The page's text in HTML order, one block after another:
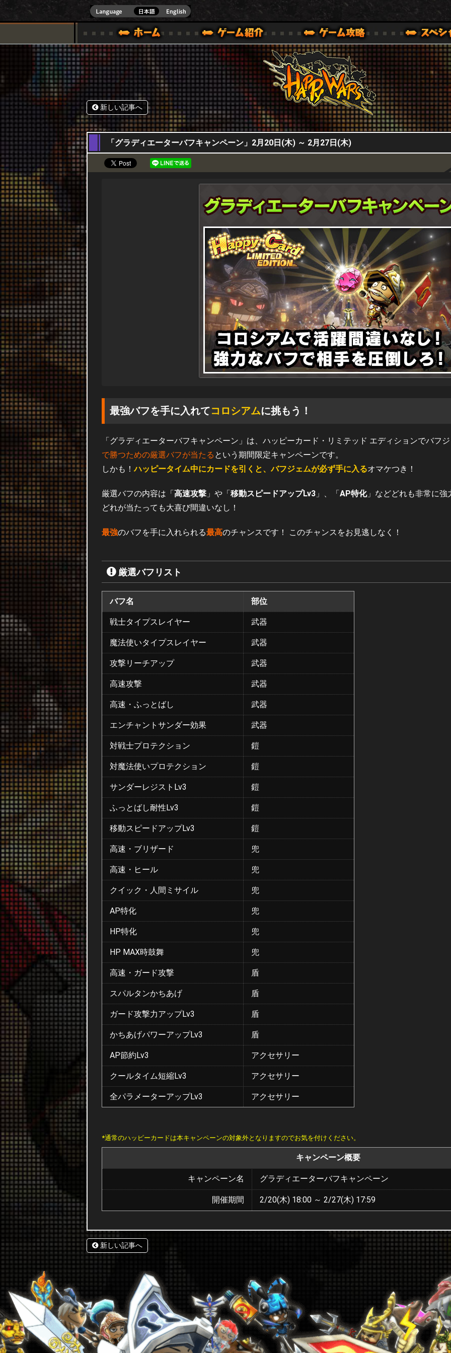
HappyWars
)公式サイト [ XBOX 360,XBOX ONE VER.]
ゲームガイド
スペシャル｜HAPPY WARS(ハッピーウォーズ)公式サイト [ XBOX 360,XBOX ONE VER.]
サポート | HAPPY WARS(ハッピーウォーズ)公式サイト [ XBOX 360,XBOX ONE VER.]
新しい記事へ
20,02,2025
「グラディエーターバフキャンペーン」2月20日(木) ～ 2月27日(木)
最強バフを手に入れてコロシアムに挑もう！
「グラディエーターバフキャンペーン」は、ハッピーカード・リミテッド エディションでバフ
で勝つための厳選バフが当たる という期間限定キャンペーンです。
しかも！ハッピータイム中にカードを引くと、バフジェムが必ず手に入るオマケつき！
厳選バフの内容は「 高速攻撃 」や「 移動スピードアップLv3 」、「 AP特化」などどれも非常に強
どれが当たっても大喜び間違いなし！
最強のバフを手に入れられる最高のチャンスです！ このチャンスをお見逃しなく！
厳選バフリスト
バフ名 部位
戦士タイプスレイヤー 武器
魔法使いタイプスレイヤー 武器
攻撃リーチアップ 武器
高速攻撃 武器
高速・ふっとばし 武器
エンチャントサンダー効果 武器
対戦士プロテクション 鎧
対魔法使いプロテクション 鎧
サンダーレジストLv3 鎧
ふっとばし耐性Lv3 鎧
移動スピードアップLv3 鎧
高速・ブリザード 兜
高速・ヒール 兜
クイック・人間ミサイル 兜
AP特化 兜
HP特化 兜
HP MAX時鼓舞 兜
高速・ガード攻撃 盾
スパルタンかちあげ 盾
ガード攻撃力アップLv3 盾
かちあげパワーアップLv3 盾
AP節約Lv3 アクセサリー
クールタイム短縮Lv3 アクセサリー
全パラメーターアップLv3 アクセサリー
*通常のハッピーカードは本キャンペーンの対象外となりますのでお気を付けください。
キャンペーン概要
キャンペーン名 グラディエーターバフキャンペーン
開催期間 2/20(木) 18:00 ～ 2/27(木) 17:59
新しい記事へ